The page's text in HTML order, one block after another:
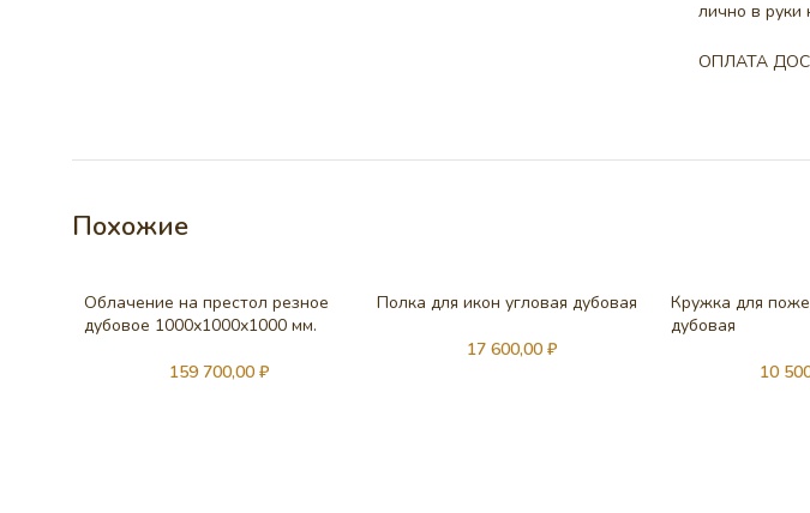
лично в руки
ОПЛАТА
Похожие
Облачение на престол резное
дубовое 1000х1000х1000 мм.
159 700,00 ₽
Полка для икон угловая дубовая
17 600,00₽
Кружка для
дубовая
10